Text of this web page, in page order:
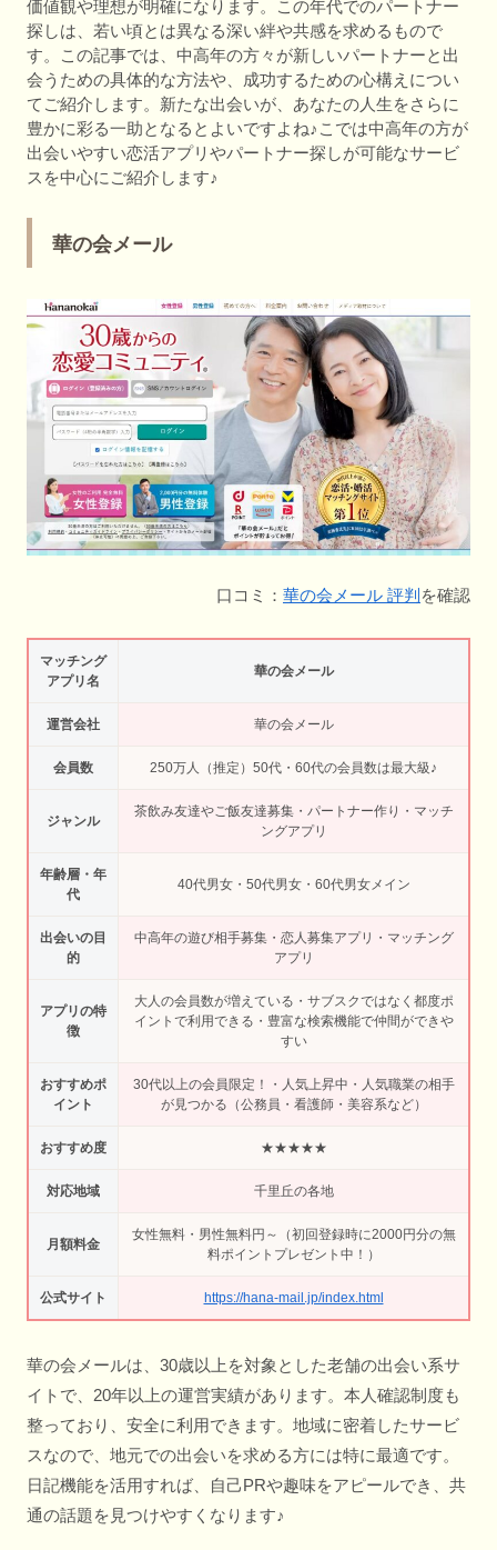
価値観や理想が明確になります。この年代でのパートナー
探しは、若い頃とは異なる深い絆や共感を求めるもので
す。この記事では、中高年の方々が新しいパートナーと出
会うための具体的な方法や、成功するための心構えについ
てご紹介します。新たな出会いが、あなたの人生をさらに
豊かに彩る一助となるとよいですよね♪こでは中高年の方が
出会いやすい恋活アプリやパートナー探しが可能なサービ
スを中心にご紹介します♪
華の会メール
口コミ： 華の会メール 評判 を確認
マッチング
アプリ名
華の会メール
運営会社 華の会メール
会員数 250万人（推定）50代・60代の会員数は最大級♪
ジャンル
茶飲み友達やご飯友達募集・パートナー作り・マッチ
ングアプリ
年齢層・年
代
40代男女・50代男女・60代男女メイン
出会いの目
的
中高年の遊び相手募集・恋人募集アプリ・マッチング
アプリ
アプリの特
徴
大人の会員数が増えている・サブスクではなく都度ポ
イントで利用できる・豊富な検索機能で仲間ができや
すい
おすすめポ
イント
30代以上の会員限定！・人気上昇中・人気職業の相手
が見つかる（公務員・看護師・美容系など）
おすすめ度 ★★★★★
対応地域 千里丘の各地
月額料金
女性無料・男性無料円～（初回登録時に2000円分の無
料ポイントプレゼント中！）
公式サイト https://hana-mail.jp/index.html
華の会メールは、30歳以上を対象とした老舗の出会い系サ
イトで、20年以上の運営実績があります。本人確認制度も
整っており、安全に利用できます。地域に密着したサービ
スなので、地元での出会いを求める方には特に最適です。
日記機能を活用すれば、自己PRや趣味をアピールでき、共
通の話題を見つけやすくなります♪